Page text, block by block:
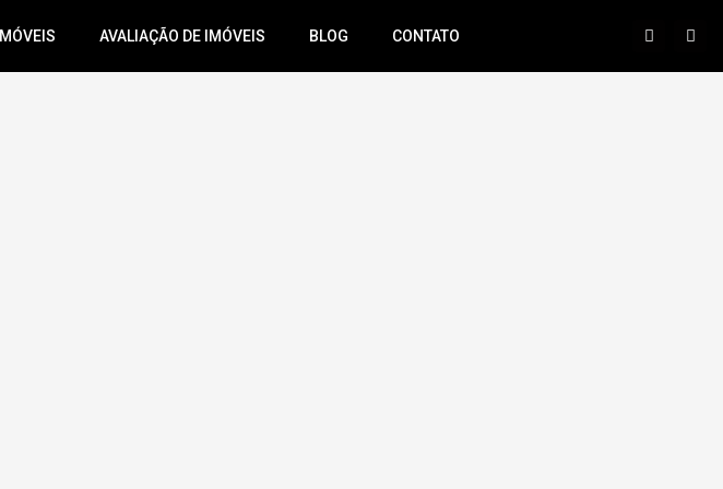
IMÓVEIS AVALIAÇÃO DE IMÓVEIS BLOG CONTATO